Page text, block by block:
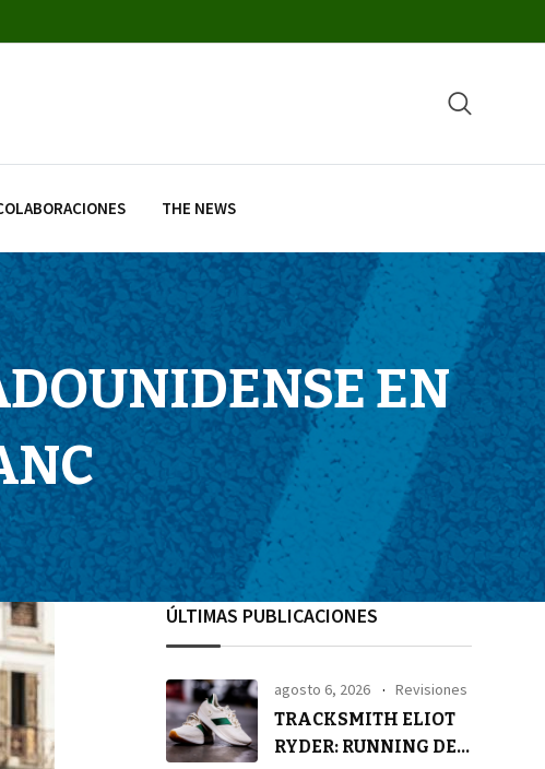
THE NEWS
EN
ÚLTIMAS PUBLICACIONES
agosto 6, 2026 Revisiones
TRACKSMITH ELIOT
RYDER: RUNNING DE